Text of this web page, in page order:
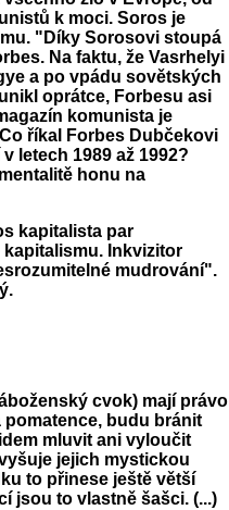
k moci. Soros je
"Díky Sorosovi stoupá
Na faktu, že Vasrhelyi
a po vpádu sovětských
oprátce, Forbesu asi
komunista je
říkal Forbes Dubčekovi
letech 1989 až 1992?
honu na
kapitalista par
Inkvizitor
mudrování".
cvok) mají právo
pomatence, budu bránit
mluvit ani vyloučit
jejich mystickou
to přinese ještě větší
jsou to vlastně šašci. (...)